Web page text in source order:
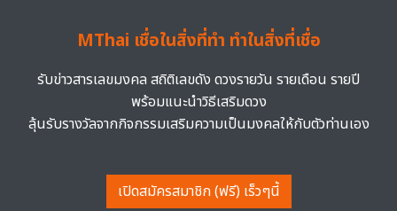
MThai เชื่อในสิ่งที่ทำ ทำในสิ่งที่เชื่อ
รับข่าวสารเลขมงคล สถิติเลขดัง ดวงรายวัน รายเดือน รายปี
พร้อมแนะนำวิธีเสริมดวง
ลุ้นรับรางวัลจากกิจกรรมเสริมความเป็นมงคลให้กับตัวท่านเอง
เปิดสมัครสมาชิก (ฟรี) เร็วๆนี้